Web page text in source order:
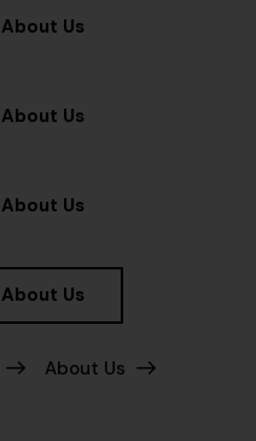
About Us
About Us
About Us
About Us
About Us